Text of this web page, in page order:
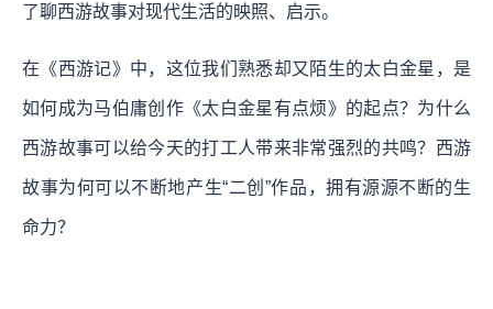
了聊西游故事对现代生活的映照、启示。
在《西游记》中，这位我们熟悉却又陌生的太白金星，是
如何成为马伯庸创作《太白金星有点烦》的起点？为什么
西游故事可以给今天的打工人带来非常强烈的共鸣？西游
故事为何可以不断地产生“二创”作品，拥有源源不断的生
命力？